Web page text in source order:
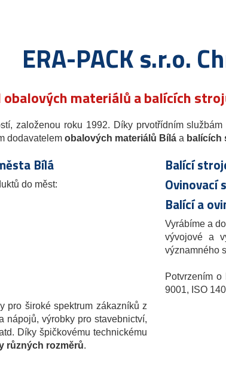
ERA-PACK s.r.o.
obalových materiálů a balících
založenou roku 1992. Díky prvotřídním službám
dodavatelem obalových materiálů Bílá a balících
Bílá
do měst:
pro široké spektrum zákazníků z
nápojů, výrobky pro stavebnictví,
Díky špičkovému technickému
různých rozměrů.
Balící
Ovinovací
Balící a
Vyrábíme a
vývojové a
významného
Potvrzením
9001, ISO